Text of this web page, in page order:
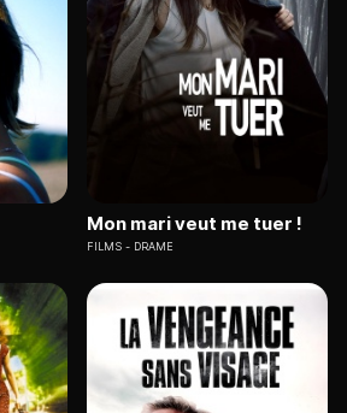
Mon mari veut me tuer !
FILMS DRAME